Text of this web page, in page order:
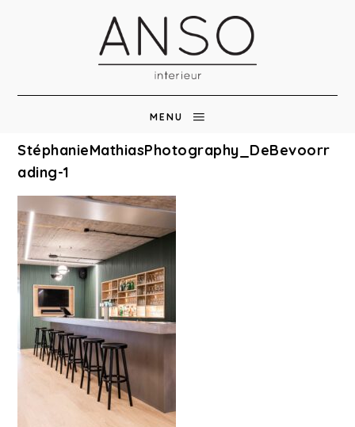
MENU
StéphanieMathiasPhotography_DeBevoorr
ading-1